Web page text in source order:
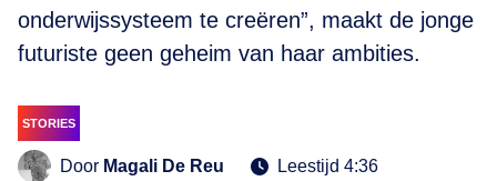
onderwijssysteem te creëren”, maakt de jonge
futuriste geen geheim van haar ambities.
STORIES
Door Magali De Reu Leestijd 4:36